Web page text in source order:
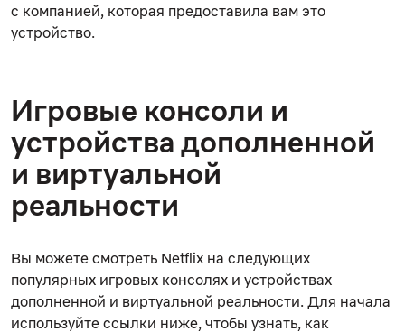
с компанией, которая предоставила вам это
устройство.
Игровые консоли и
устройства дополненной
и виртуальной
реальности
Вы можете смотреть Netflix на следующих
популярных игровых консолях и устройствах
дополненной и виртуальной реальности. Для начала
используйте ссылки ниже, чтобы узнать, как